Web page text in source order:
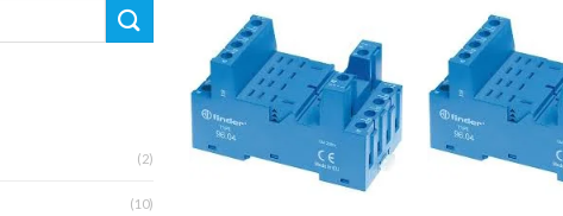
(2)
(10)